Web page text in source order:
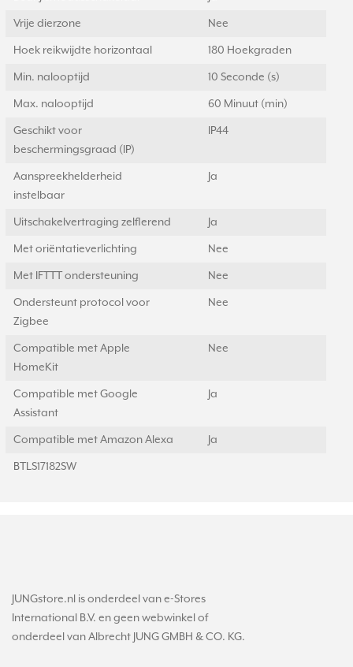
Vrije dierzone Nee
Hoek reikwijdte horizontaal 180 Hoekgraden
Min. nalooptijd 10 Seconde (s)
Max. nalooptijd 60 Minuut (min)
Geschikt voor
beschermingsgraad (IP)
IP44
Aanspreekhelderheid
instelbaar
Ja
Uitschakelvertraging zelflerend Ja
Met oriëntatieverlichting Nee
Met IFTTT ondersteuning Nee
Ondersteunt protocol voor
Zigbee
Nee
Compatible met Apple
HomeKit
Nee
Compatible met Google
Assistant
Ja
Compatible met Amazon Alexa Ja
BTLS17182SW
JUNGstore.nl is onderdeel van e-Stores
International B.V. en geen webwinkel of
onderdeel van Albrecht JUNG GMBH & CO. KG.